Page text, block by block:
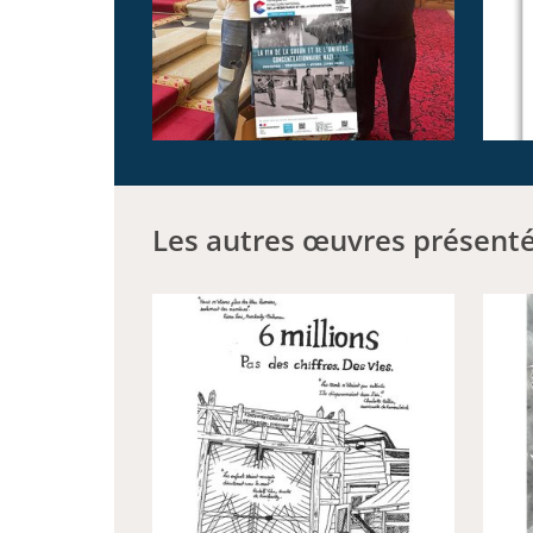
Les autres œuvres